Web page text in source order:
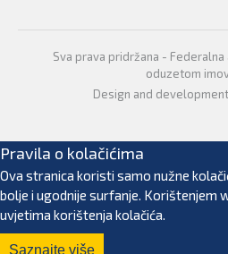
Sva prava pridržana -
oduzetom
Design and development
Pravila o kolačićima
Ova stranica koristi samo nužne
bolje i ugodnije surfanje. Korištenjem
uvjetima korištenja kolačića.
Saznajte više